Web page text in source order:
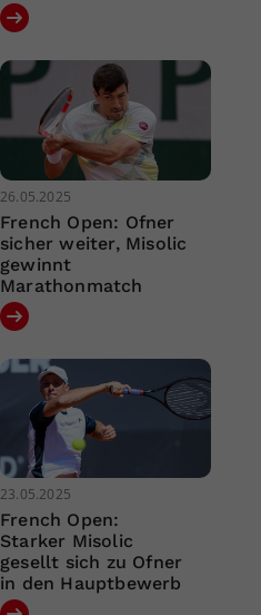
26.05.2025
French Open: Ofner
sicher weiter, Misolic
gewinnt
Marathonmatch
23.05.2025
French Open:
Starker Misolic
gesellt sich zu Ofner
in den Hauptbewerb